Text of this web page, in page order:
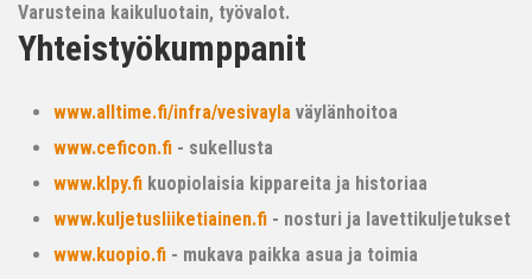
Varusteina kaikuluotain, työvalot.
Yhteistyökumppanit
www.alltime.fi/infra/vesivayla väylänhoitoa
www.ceficon.fi - sukellusta
www.klpy.fi kuopiolaisia kippareita ja historiaa
www.kuljetusliiketiainen.fi - nosturi ja lavettikuljetukset
www.kuopio.fi - mukava paikka asua ja toimia